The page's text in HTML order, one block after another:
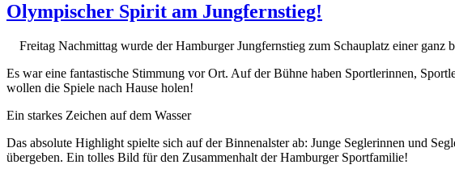
Olympischer Spirit am Jungfernstieg!
Freitag Nachmittag wurde der Hamburger Jungfernstieg zum Schauplatz einer
Es war eine fantastische Stimmung vor Ort. Auf der Bühne haben Sportlerinnen,
wollen die Spiele nach Hause holen!
Ein starkes Zeichen auf dem Wasser
Das absolute Highlight spielte sich auf der Binnenalster ab: Junge Seglerinnen und
übergeben. Ein tolles Bild für den Zusammenhalt der Hamburger Sportfamilie!